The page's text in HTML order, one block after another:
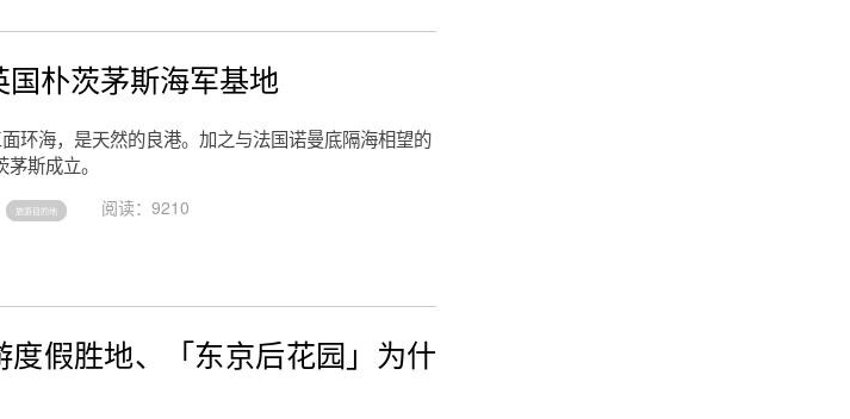
朴茨茅斯海军基地
环海，是天然的良港。加之与法国诺曼底隔海相望的
斯成立。
旅游目的地 阅读：9210
度假胜地、「东京后花园」为什